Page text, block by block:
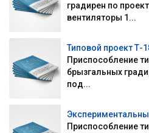
градирен по
вентиляторы 1...
Типовой проект Т-
Приспособление
брызгальных
под...
Приспособление